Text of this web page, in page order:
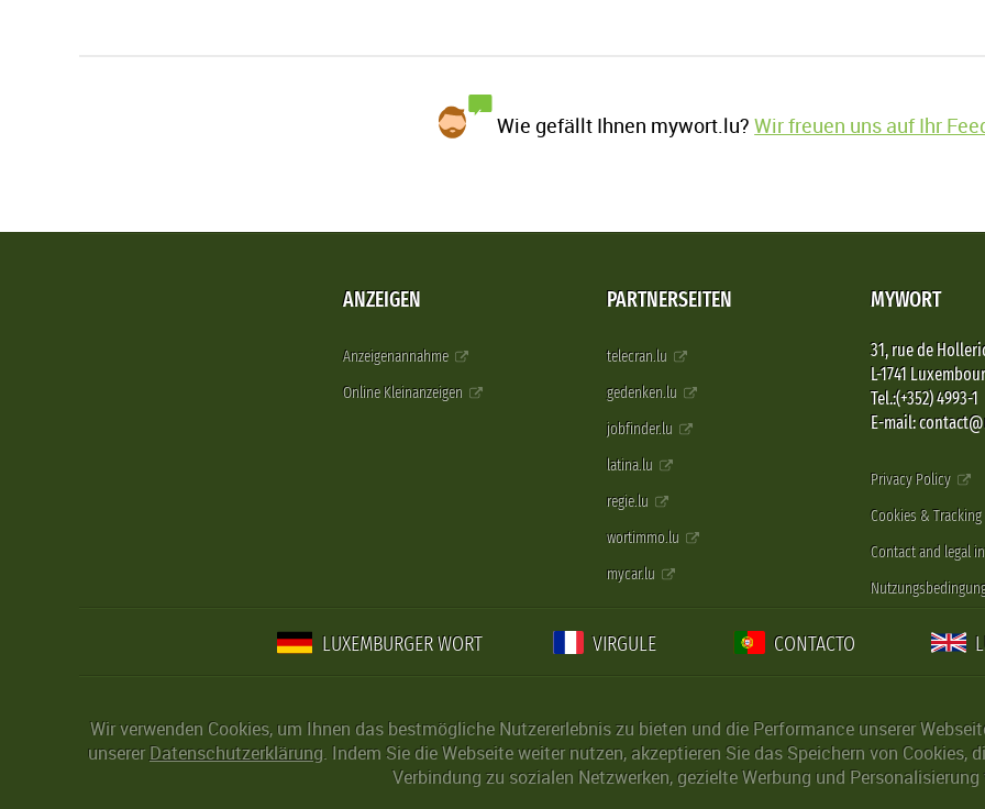
Wie gefällt Ihnen mywort.lu?Wir freuen uns auf Ihr
ANZEIGEN
Anzeigenannahme
Online Kleinanzeigen
PARTNERSEITEN
telecran.lu
gedenken.lu
jobfinder.lu
latina.lu
regie.lu
wortimmo.lu
mycar.lu
MYWORT
31, rue de
L-1741
Tel.:(+352) 4993-1
E-mail:
Privacy Policy
Cookies & Tracking
Contact and legal
LUXEMBURGER WORT VIRGULE CONTACTO
Wir verwenden Cookies, um Ihnen das bestmögliche Nutzererlebnis zu bieten und die Performance unserer
unserer Datenschutzerklärung. Indem Sie die Webseite weiter nutzen, akzeptieren Sie das Speichern von
Verbindung zu sozialen Netzwerken, gezielte Werbung und